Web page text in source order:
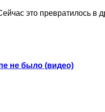
это превратилось в
не было (видео)